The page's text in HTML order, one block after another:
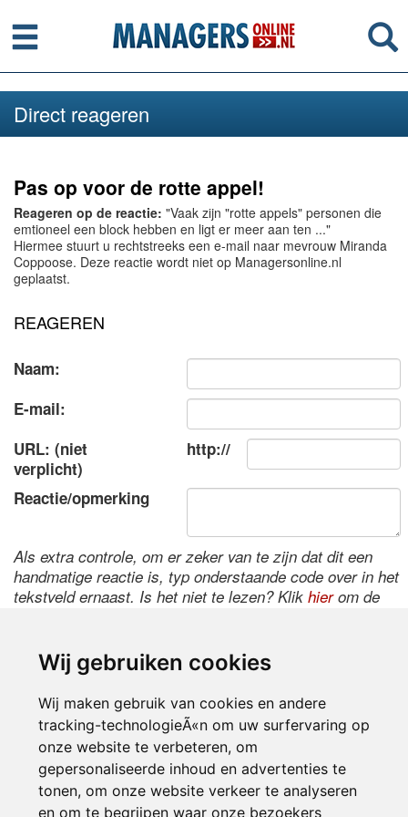
Wij gebruiken cookies
Wij maken gebruik van cookies en andere
tracking-technologieÃ«n om uw surfervaring op
onze website te verbeteren, om
gepersonaliseerde inhoud en advertenties te
tonen, om onze website verkeer te analyseren
en om te begrijpen waar onze bezoekers
Menu
Direct reageren
Pas op voor de rotte appel!
Reageren op de reactie: "Vaak zijn "rotte appels" personen die
emtioneel een block hebben en ligt er meer aan ten ..."
Hiermee stuurt u rechtstreeks een e-mail naar mevrouw Miranda
Coppoose. Deze reactie wordt niet op Managersonline.nl
geplaatst.
REAGEREN
Naam:
E-mail:
URL: (niet
verplicht)
http://
Reactie/opmerking
Als extra controle, om er zeker van te zijn dat dit een
handmatige reactie is, typ onderstaande code over in het
tekstveld ernaast. Is het niet te lezen? Klik hierom de